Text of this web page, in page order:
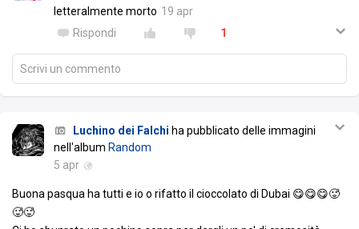
letteralmente morto 19 apr
Rispondi
1
Scrivi un commento
Luchino dei Falchi ha pubblicato delle immagini
nell'album Random
5 apr
Buona pasqua ha tutti e io o rifatto il cioccolato di Dubai 😋😋😋🥵
🥵🥵